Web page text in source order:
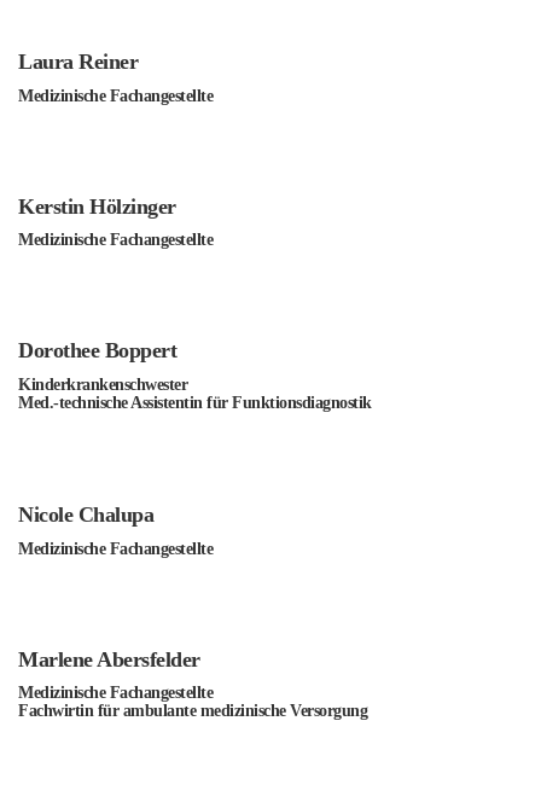
Laura Reiner
Medizinische Fachangestellte
Kerstin Hölzinger
Medizinische Fachangestellte
Dorothee Boppert
Kinderkrankenschwester
Med.-technische Assistentin für Funktionsdiagnostik
Nicole Chalupa
Medizinische Fachangestellte
Marlene Abersfelder
Medizinische Fachangestellte
Fachwirtin für ambulante medizinische Versorgung